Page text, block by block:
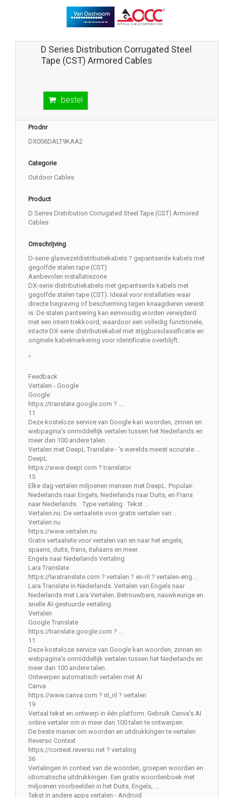
D Series Distribution Corrugated Steel
Tape (CST) Armored Cables
bestel
Prodnr
DX006DALT9KAA2
Categorie
Outdoor Cables
Product
D Series Distribution Corrugated Steel Tape (CST) Armored
Cables
Omschrijving
D-serie glasvezeldistributiekabels ? gepantserde kabels met
gegolfde stalen tape (CST)
Aanbevolen installatiezone
DX-serie distributiekabels met gepantserde kabels met
gegolfde stalen tape (CST). Ideaal voor installaties waar
directe begraving of bescherming tegen knaagdieren vereist
is. De stalen pantsering kan eenvoudig worden verwijderd
met een intern trekkoord, waardoor een volledig functionele,
intacte DX-serie distributiekabel met stijgbuisclassificatie en
originele kabelmarkering voor identificatie overblijft.
"
Feedback
Vertalen - Google
Google
https://translate.google.com ? ...
11
Deze kosteloze service van Google kan woorden, zinnen en
webpagina's onmiddellijk vertalen tussen het Nederlands en
meer dan 100 andere talen.
Vertalen met DeepL Translate - 's werelds meest accurate ...
DeepL
https://www.deepl.com ? translator
15
Elke dag vertalen miljoenen mensen met DeepL. Populair:
Nederlands naar Engels, Nederlands naar Duits, en Frans
naar Nederlands. · Type vertaling · Tekst ...
Vertalen.nu: De vertaalsite voor gratis vertalen van ...
Vertalen.nu
https://www.vertalen.nu
Gratis vertaalsite voor vertalen van en naar het engels,
spaans, duits, frans, italiaans en meer.
Engels naar Nederlands Vertaling
Lara Translate
https://laratranslate.com ? vertalen ? en-nl ? vertalen-eng...
Lara Translate in Nederlands. Vertalen van Engels naar
Nederlands met Lara Vertalen. Betrouwbare, nauwkeurige en
snelle AI-gestuurde vertaling.
Vertalen
Google Translate
https://translate.google.com ? ...
11
Deze kosteloze service van Google kan woorden, zinnen en
webpagina's onmiddellijk vertalen tussen het Nederlands en
meer dan 100 andere talen.
Ontwerpen automatisch vertalen met AI
Canva
https://www.canva.com ? nl_nl ? vertalen
19
Vertaal tekst en ontwerp in één platform. Gebruik Canva's AI
online vertaler om in meer dan 100 talen te ontwerpen.
De beste manier om woorden en uitdrukkingen te vertalen
Reverso Context
https://context.reverso.net ? vertaling
36
Vertalingen in context van de woorden, groepen woorden en
idiomatische uitdrukkingen. Een gratis woordenboek met
miljoenen voorbeelden in het Duits, Engels, ...
Tekst in andere apps vertalen - Android